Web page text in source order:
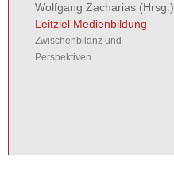
Wolfgang Zacharias (Hrsg.)
Leitziel Medienbildung
Zwischenbilanz und
Perspektiven